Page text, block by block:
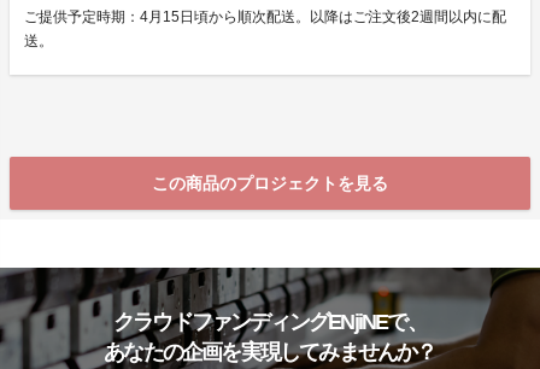
ご提供予定時期：4月15日頃から順次配送。以降はご注文後2週間以内に配
送。
この商品のプロジェクトを見る
クラウドファンディングENjiNEで、
あなたの企画を実現してみませんか？